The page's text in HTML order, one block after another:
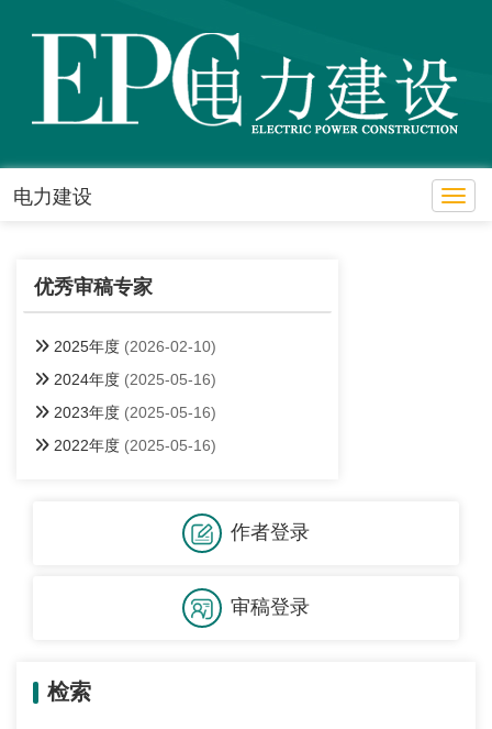
电力建设
优秀审稿专家
2025年度 (2026-02-10)
2024年度 (2025-05-16)
2023年度 (2025-05-16)
2022年度 (2025-05-16)
作者登录
审稿登录
检索